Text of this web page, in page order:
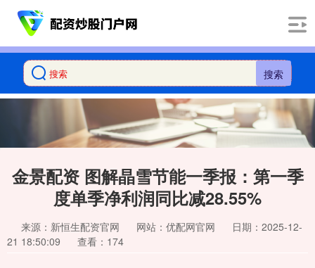
搜索
金景配资 图解晶雪节能一季报：第一季
度单季净利润同比减28.55%
来源：新恒生配资官网 网站：优配网官网
日期：2025-12-
21 18:50:09
查看：174